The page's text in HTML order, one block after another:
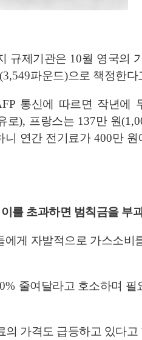
규제기관은 10월 영국의
(3,549파운드)으로 책정한다
통신에 따르면 작년에
로), 프랑스는 137만 원
니 연간 전기료가 400만 원
를 초과하면 범칙금을 부
에게 자발적으로 가스소비
줄여달라고 호소하며 필
의 가격도 급등하고 있다고